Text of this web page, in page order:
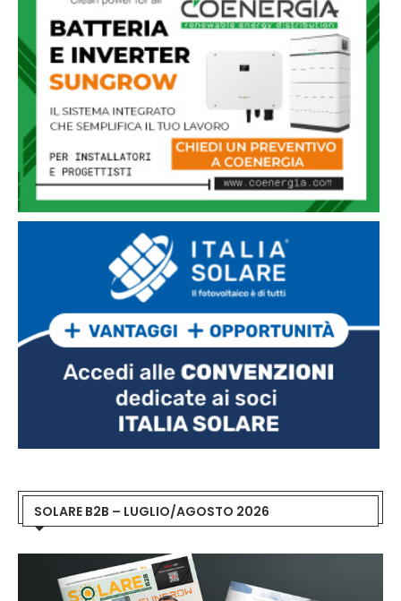
SOLARE B2B – LUGLIO/AGOSTO 2026